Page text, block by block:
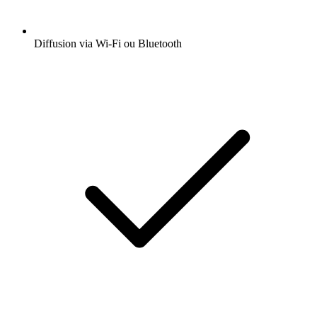
Diffusion via Wi-Fi ou Bluetooth